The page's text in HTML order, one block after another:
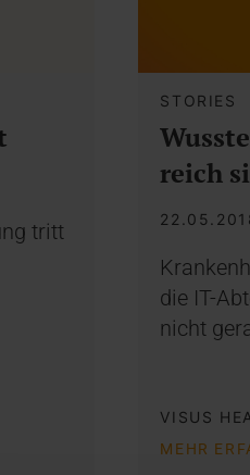
tritt
STORIES
reich
die IT-
nicht
VISUS
MEHR